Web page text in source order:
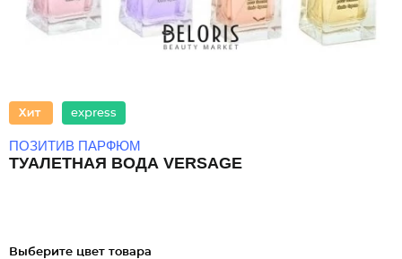
express
ПОЗИТИВ ПАРФЮМ
ТУАЛЕТНАЯ ВОДА VERSAGE
Выберите цвет товара